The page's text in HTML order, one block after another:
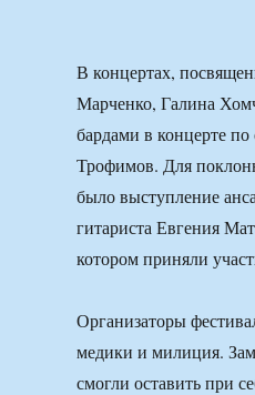
В концертах,
Марченко, Галина
бардами в концерте
Трофимов. Для
было выступление
гитариста Евгения
котором приняли
Организаторы
медики и милиция.
смогли оставить при